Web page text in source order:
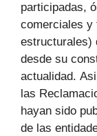
participadas,
comerciales y
estructurales)
desde su
actualidad.
las
hayan sido
de las